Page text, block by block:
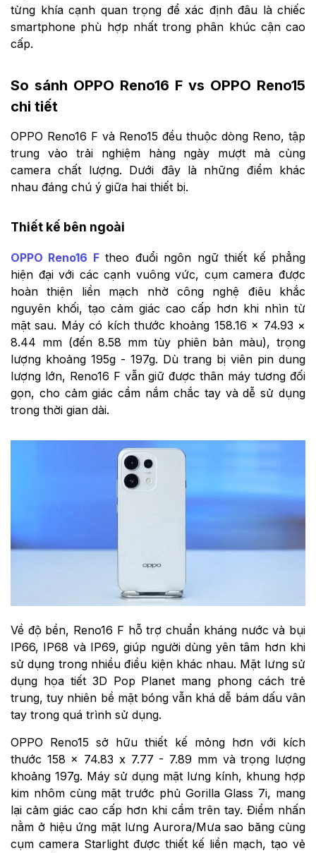
từng khía cạnh quan trọng để xác định đâu là chiếc
smartphone phù hợp nhất trong phân khúc cận cao
cấp.
So sánh OPPO Reno16 F vs OPPO Reno15
chi tiết
OPPO Reno16 F và Reno15 đều thuộc dòng Reno, tập
trung vào trải nghiệm hàng ngày mượt mà cùng
camera chất lượng. Dưới đây là những điểm khác
nhau đáng chú ý giữa hai thiết bị.
Thiết kế bên ngoài
OPPO Reno16 Ftheo đuổi ngôn ngữ thiết kế phẳng
hiện đại với các cạnh vuông vức, cụm camera được
hoàn thiện liền mạch nhờ công nghệ điêu khắc
nguyên khối, tạo cảm giác cao cấp hơn khi nhìn từ
mặt sau. Máy có kích thước khoảng 158.16 × 74.93 ×
8.44 mm (đến 8.58 mm tùy phiên bản màu), trọng
lượng khoảng 195g - 197g. Dù trang bị viên pin dung
lượng lớn, Reno16 F vẫn giữ được thân máy tương đối
gọn, cho cảm giác cầm nắm chắc tay và dễ sử dụng
trong thời gian dài.
Về độ bền, Reno16 F hỗ trợ chuẩn kháng nước và bụi
IP66, IP68 và IP69, giúp người dùng yên tâm hơn khi
sử dụng trong nhiều điều kiện khác nhau. Mặt lưng sử
dụng họa tiết 3D Pop Planet mang phong cách trẻ
trung, tuy nhiên bề mặt bóng vẫn khá dễ bám dấu vân
tay trong quá trình sử dụng.
OPPO Reno15 sở hữu thiết kế mỏng hơn với kích
thước 158 × 74.83 x 7.77 - 7.89 mm và trọng lượng
khoảng 197g. Máy sử dụng mặt lưng kính, khung hợp
kim nhôm cùng mặt trước phủ Gorilla Glass 7i, mang
lại cảm giác cao cấp hơn khi cầm trên tay. Điểm nhấn
nằm ở hiệu ứng mặt lưng Aurora/Mưa sao băng cùng
cụm camera Starlight được thiết kế liền mạch, tạo vẻ